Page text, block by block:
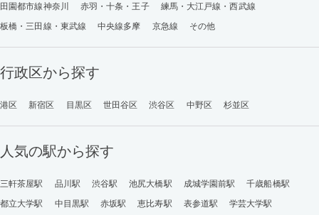
田園都市線神奈川
赤羽・十条・王子
練馬・大江戸線・西武線
板橋・三田線・東武線
中央線多摩 京急線 その他
行政区から探す
港区 新宿区 目黒区 世田谷区 渋谷区 中野区 杉並区
人気の駅から探す
三軒茶屋駅 品川駅 渋谷駅 池尻大橋駅 成城学園前駅
千歳船橋駅
都立大学駅
中目黒駅 赤坂駅 恵比寿駅 表参道駅
学芸大学駅